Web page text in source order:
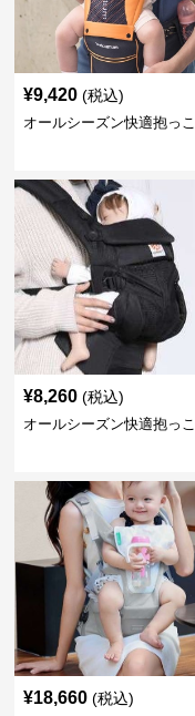
¥9,420 (税込)
オールシーズン快適抱っ
¥8,260 (税込)
オールシーズン快適抱っ
¥18,660 (税込)